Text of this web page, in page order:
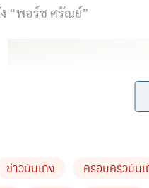
“พอร์ช ศรัณย์”
ข่าวบันเทิง ครอบครัวบันเ